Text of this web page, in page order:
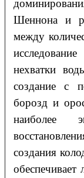
Шеннона и
между
нехватки
создание с
борозд и
наиболее
создания